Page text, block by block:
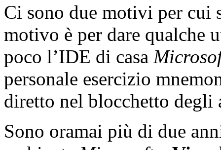
Ci sono due motivi per cui
motivo è per dare qualche
poco l’IDE di casa
personale esercizio
diretto nel blocchetto degli
Sono oramai più di due